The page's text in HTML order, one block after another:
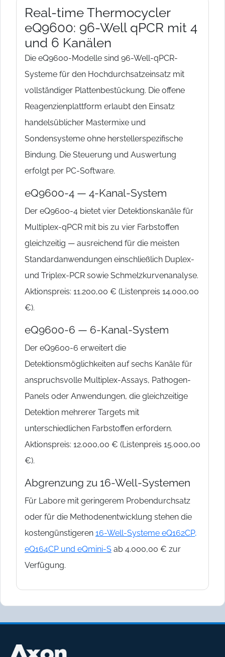
Real-time Thermocycler
eQ9600: 96-Well qPCR mit 4
und 6 Kanälen
Die eQ9600-Modelle sind 96-Well-qPCR-
Systeme für den Hochdurchsatzeinsatz mit
vollständiger Plattenbestückung. Die offene
Reagenzienplattform erlaubt den Einsatz
handelsüblicher Mastermixe und
Sondensysteme ohne herstellerspezifische
Bindung. Die Steuerung und Auswertung
erfolgt per PC-Software.
eQ9600-4 — 4-Kanal-System
Der eQ9600-4 bietet vier Detektionskanäle für
Multiplex-qPCR mit bis zu vier Farbstoffen
gleichzeitig — ausreichend für die meisten
Standardanwendungen einschließlich Duplex-
und Triplex-PCR sowie Schmelzkurvenanalyse.
Aktionspreis: 11.200,00 € (Listenpreis 14.000,00
€).
eQ9600-6 — 6-Kanal-System
Der eQ9600-6 erweitert die
Detektionsmöglichkeiten auf sechs Kanäle für
anspruchsvolle Multiplex-Assays, Pathogen-
Panels oder Anwendungen, die gleichzeitige
Detektion mehrerer Targets mit
unterschiedlichen Farbstoffen erfordern.
Aktionspreis: 12.000,00 € (Listenpreis 15.000,00
€).
Abgrenzung zu 16-Well-Systemen
Für Labore mit geringerem Probendurchsatz
oder für die Methodenentwicklung stehen die
kostengünstigeren 16-Well-Systeme eQ162CP,
eQ164CP und eQmini-S ab 4.000,00 € zur
Verfügung.